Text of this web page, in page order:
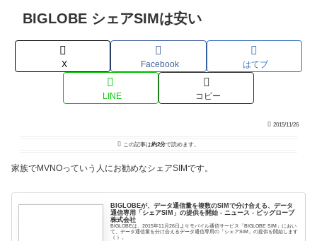
BIGLOBE シェアSIMは安い
X Facebook はてブ
LINE コピー
2015/11/26
この記事は約2分で読めます。
家族でMVNOっていう人にお勧めなシェアSIMです。
BIGLOBEが、データ通信量を複数のSIMで分け合える、データ
通信専用「シェアSIM」の提供を開始 - ニュース - ビッグローブ
株式会社
BIGLOBEは、2015年11月26日よりモバイル通信サービス「BIGLOBE SIM」におい
て、データ通信量を分け合えるデータ通信専用の「シェアSIM」の提供を開始します
（ ）。